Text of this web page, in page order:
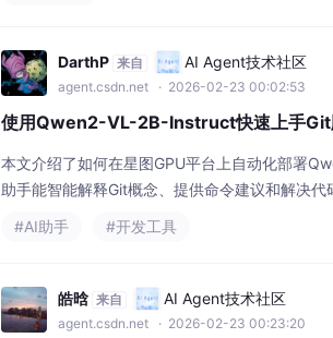
DarthP 来自 AI Agent技术社区
agent.csdn.net · 2026-02-23 00:02:53
使用Qwen2-VL-2B-Instruct快速上手Git
本文介绍了如何在星图GPU平台上自动化部署
助手能智能解释Git概念、提供命令建议和解决
管理效率。
#AI助手 #开发工具
皓晗 来自 AI Agent技术社区
agent.csdn.net · 2026-02-23 00:23:20